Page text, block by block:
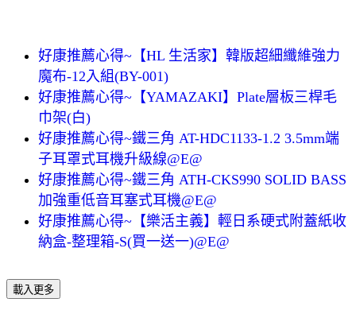
好康推薦心得~【HL 生活家】韓版超細纖維強力
魔布-12入組(BY-001)
好康推薦心得~【YAMAZAKI】Plate層板三桿毛
巾架(白)
好康推薦心得~鐵三角 AT-HDC1133-1.2 3.5mm端
子耳罩式耳機升級線@E@
好康推薦心得~鐵三角 ATH-CKS990 SOLID BASS
加強重低音耳塞式耳機@E@
好康推薦心得~【樂活主義】輕日系硬式附蓋紙收
納盒-整理箱-S(買一送一)@E@
載入更多